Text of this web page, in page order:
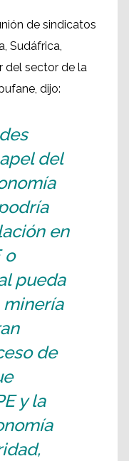
de sindicatos
Sudáfrica,
del sector de la
dijo:
del
en
o
pueda
minería
de
y la